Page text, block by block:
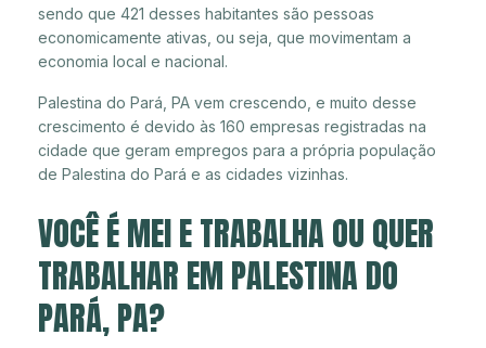
sendo que 421 desses habitantes são pessoas
economicamente ativas, ou seja, que movimentam a
economia local e nacional.
Palestina do Pará, PA vem crescendo, e muito desse
crescimento é devido às 160 empresas registradas na
cidade que geram empregos para a própria população
de Palestina do Pará e as cidades vizinhas.
VOCÊ É MEI E TRABALHA OU QUER
TRABALHAR EM PALESTINA DO
PARÁ, PA?